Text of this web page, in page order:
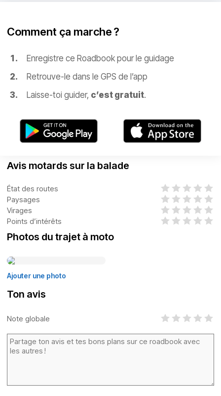
Comment ça marche ?
Enregistre ce Roadbook pour le guidage
Retrouve-le dans le GPS de l’app
Laisse-toi guider, c’est gratuit.
Avis motards sur la balade
État des routes
Paysages
Virages
Points d’intérêts
Photos du trajet à moto
Ajouter une photo
Ton avis
Note globale